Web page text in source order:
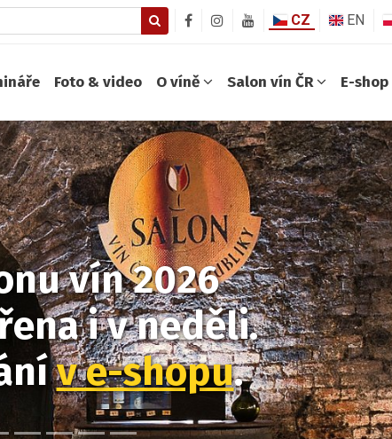
CZ EN
Foto & video O víně Salon vín ČR E-shop
vín 2026
i v neděli.
v e-shopu.